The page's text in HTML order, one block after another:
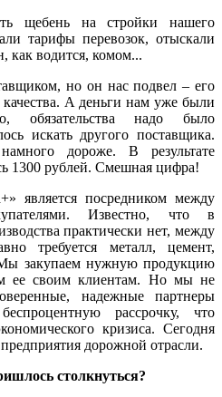
щебень на стройки нашего
тарифы перевозок, отыскали
как водится, комом...
но он нас подвел – его
А деньги нам уже были
обязательства надо было
искать другого поставщика.
дороже. В результате
1300 рублей. Смешная цифра!
является посредником между
Известно, что в
практически нет, между
требуется металл, цемент,
закупаем нужную продукцию
ее своим клиентам. Но мы не
надежные партнеры
рассрочку, что
кризиса. Сегодня
дорожной отрасли.
столкнуться?